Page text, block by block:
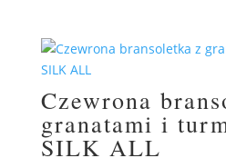
Czewrona
granatami i
SILK ALL